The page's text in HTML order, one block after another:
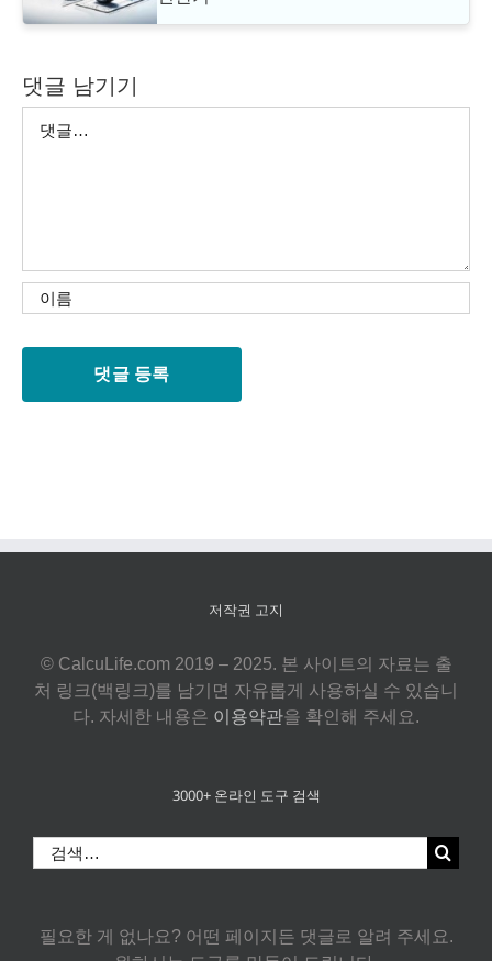
댓글 남기기
저작권 고지
© CalcuLife.com 2019 – 2025. 본 사이트의 자료는 출
처 링크(백링크)를 남기면 자유롭게 사용하실 수 있습니
다. 자세한 내용은 이용약관을 확인해 주세요.
3000+ 온라인 도구 검색
색:
필요한 게 없나요? 어떤 페이지든 댓글로 알려 주세요.